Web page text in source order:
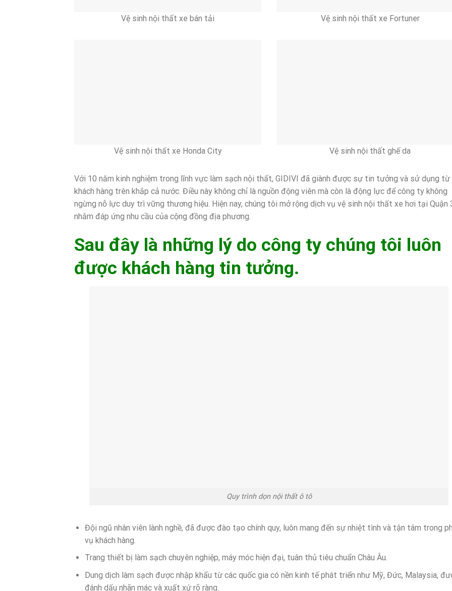
Vệ sinh nội thất xe bán tải Vệ sinh nội thất xe Fortuner
Vệ sinh nội thất xe Honda City Vệ sinh nội thất ghế da
Với 10 năm kinh nghiệm trong lĩnh vực làm sạch nội thất, GIDIVI đã giành được sự tin tưởng và sử dụng từ
khách hàng trên khắp cả nước. Điều này không chỉ là nguồn động viên mà còn là động lực để công ty không
ngừng nỗ lực duy trì vững thương hiệu. Hiện nay, chúng tôi mở rộng dịch vụ vệ sinh nội thất xe hơi tại Quận
nhằm đáp ứng nhu cầu của cộng đồng địa phương.
Sau đây là những lý do công ty chúng tôi luôn
được khách hàng tin tưởng.
Quy trình dọn nội thất ô tô
Đội ngũ nhân viên lành nghề, đã được đào tạo chính quy, luôn mang đến sự nhiệt tình và tận tâm trong
vụ khách hàng.
Trang thiết bị làm sạch chuyên nghiệp, máy móc hiện đại, tuân thủ tiêu chuẩn Châu Âu.
Dung dịch làm sạch được nhập khẩu từ các quốc gia có nền kinh tế phát triển như Mỹ, Đức, Malaysia,
đánh dấu nhãn mác và xuất xứ rõ ràng.